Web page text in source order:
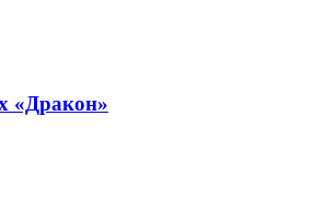
«Дракон»